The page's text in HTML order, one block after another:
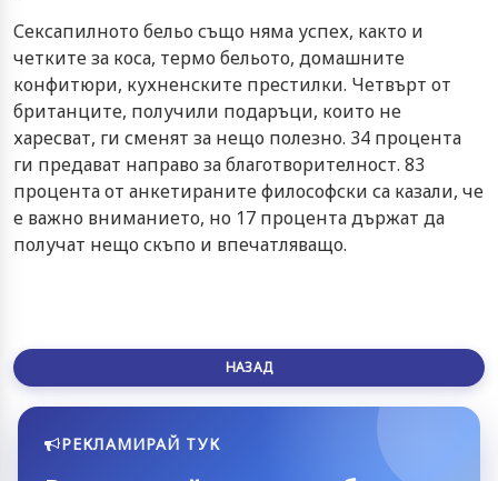
Сексапилното бельо също няма успех, както и
четките за коса, термо бельото, домашните
конфитюри, кухненските престилки. Четвърт от
британците, получили подаръци, които не
харесват, ги сменят за нещо полезно. 34 процента
ги предават направо за благотворителност. 83
процента от анкетираните философски са казали, че
е важно вниманието, но 17 процента държат да
получат нещо скъпо и впечатляващо.
НАЗАД
РЕКЛАМИРАЙ ТУК